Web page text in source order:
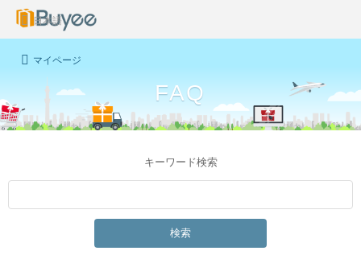
日本語
マイページ
FAQ
キーワード検索
検索